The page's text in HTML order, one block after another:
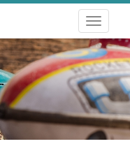
Toggle